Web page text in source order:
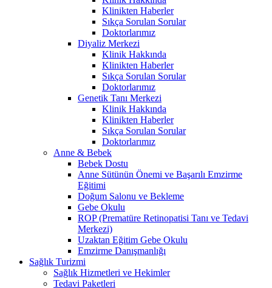
Klinikten Haberler
Sıkça Sorulan Sorular
Doktorlarımız
Diyaliz Merkezi
Klinik Hakkında
Klinikten Haberler
Sıkça Sorulan Sorular
Doktorlarımız
Genetik Tanı Merkezi
Klinik Hakkında
Klinikten Haberler
Sıkça Sorulan Sorular
Doktorlarımız
Anne & Bebek
Bebek Dostu
Anne Sütünün Önemi ve Başarılı Emzirme
Eğitimi
Doğum Salonu ve Bekleme
Gebe Okulu
ROP (Prematüre Retinopatisi Tanı ve Tedavi
Merkezi)
Uzaktan Eğitim Gebe Okulu
Emzirme Danışmanlığı
Sağlık Turizmi
Sağlık Hizmetleri ve Hekimler
Tedavi Paketleri